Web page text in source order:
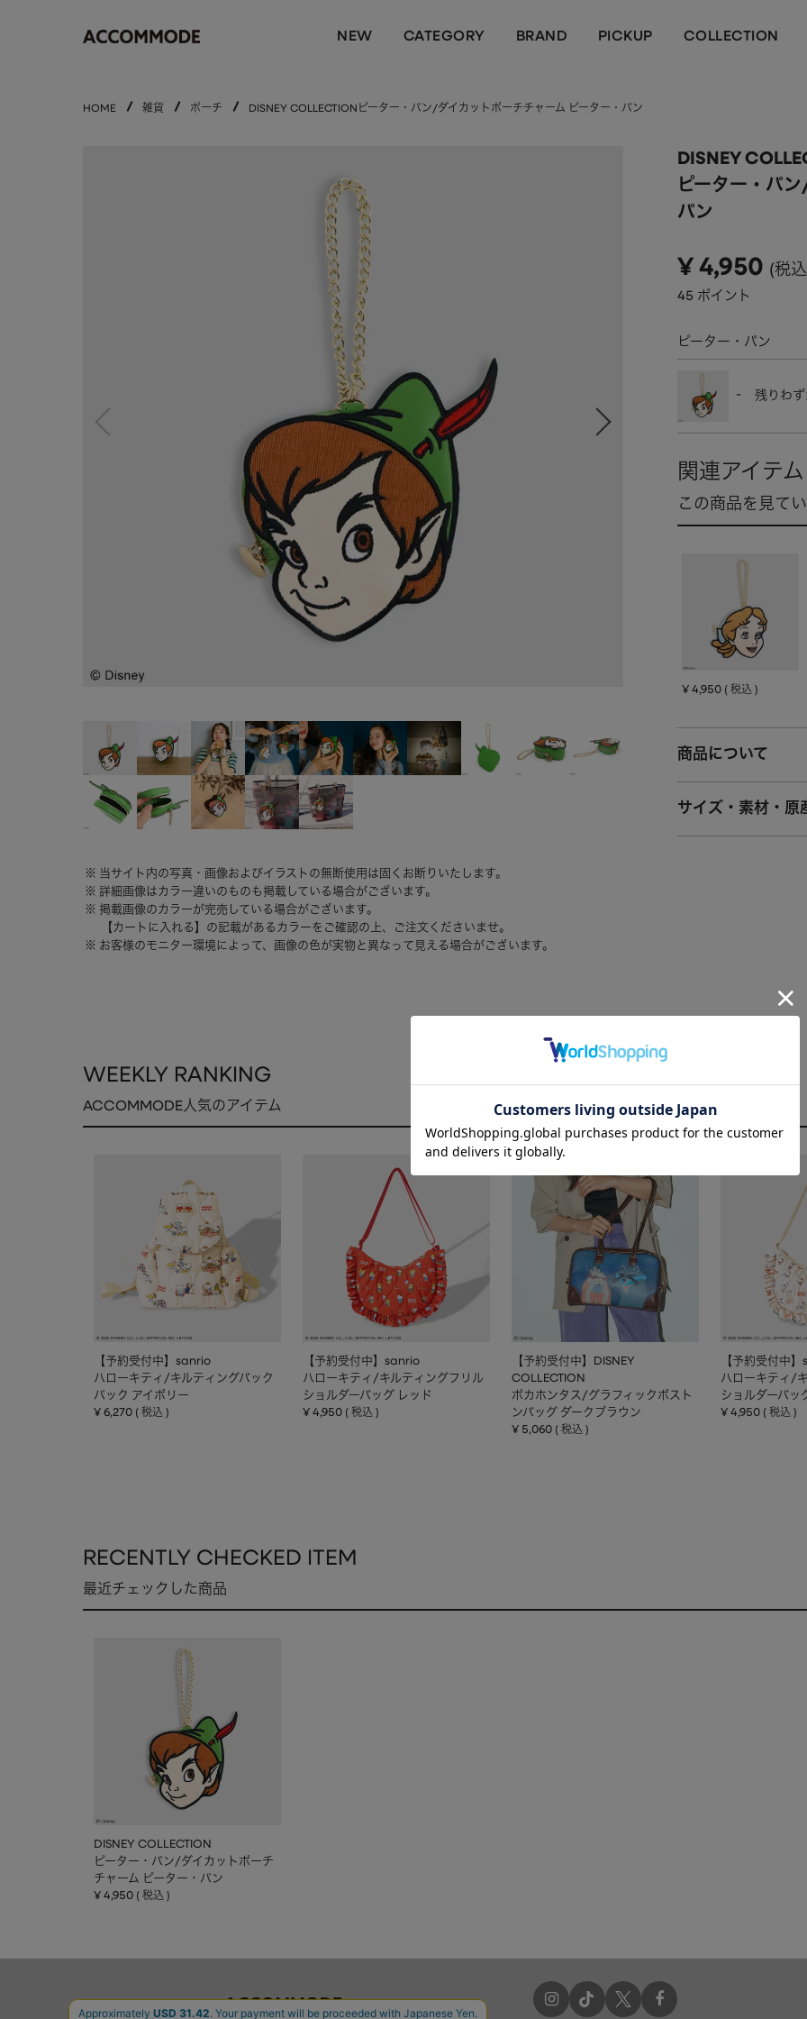
NEW CATEGORY BRAND PICKUP COLLECTION
HOME 雑貨 ポーチ DISNEY COLLECTIONピーター・パン/ダイカットポーチチャーム ピーター・パン
DISNEY
ピーター・パ
パン
¥ 4,950 税込
45 ポイント
ピーター・パン
- 残りわ
¥ 4,950 税込
商品について
サイズ・素材・原
当サイト内の写真・画像およびイラストの無断使用は固くお断りいたします。
詳細画像はカラー違いのものも掲載している場合がございます。
掲載画像のカラーが完売している場合がございます。
【カートに入れる】の記載があるカラーをご確認の上、ご注文くださいませ。
お客様のモニター環境によって、画像の色が実物と異なって見える場合がございます。
WEEKLY RANKING
ACCOMMODE人気のアイテム
【予約受付中】sanrio
ハローキティ/キルティングバック
パック アイボリー
¥ 6,270 税込
【予約受付中】sanrio
ハローキティ/キルティングフリル
ショルダーバッグ レッド
¥ 4,950 税込
【予約受付中】DISNEY
COLLECTION
ポカホンタス/グラフィックボスト
ンバッグ ダークブラウン
¥ 5,060 税込
【予約受付中
ハローキティ/
ショルダーバッ
¥ 4,950 税込
RECENTLY CHECKED ITEM
最近チェックした商品
DISNEY COLLECTION
ピーター・パン/ダイカットポーチ
チャーム ピーター・パン
¥ 4,950 税込